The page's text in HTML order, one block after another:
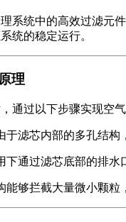
系统中的高效过滤元
统的稳定运行。
理
通过以下步骤实现空气
于滤芯内部的多孔结
下通过滤芯底部的排水
能够拦截大量微小颗